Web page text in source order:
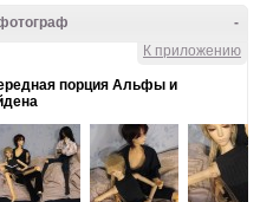
-
К приложению
порция Альфы и